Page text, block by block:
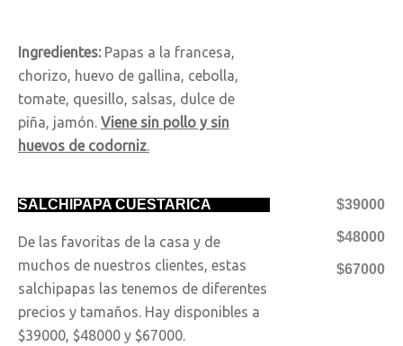
Ingredientes:Papas a la francesa,
chorizo, huevo de gallina, cebolla,
tomate, quesillo, salsas, dulce de
piña, jamón. Viene sin pollo y sin
huevos de codorniz.
SALCHIPAPA CUESTARICA
De las favoritas de la casa y de
muchos de nuestros clientes, estas
salchipapas las tenemos de diferentes
precios y tamaños. Hay disponibles a
$39000, $48000 y $67000.
$39000
$48000
$67000